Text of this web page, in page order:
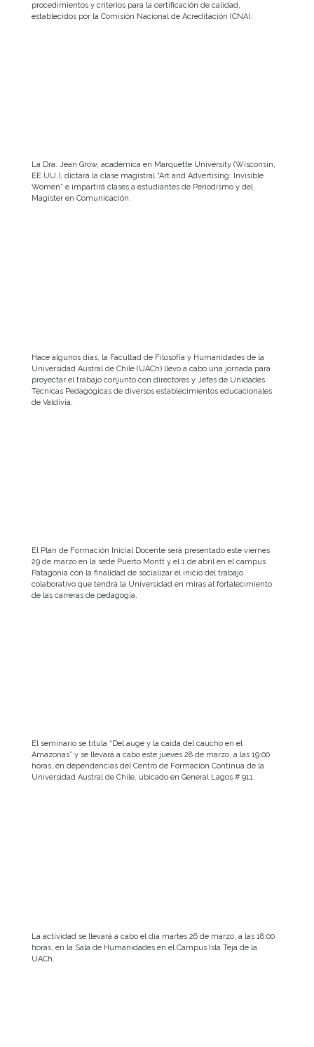
procedimientos y criterios para la certificación de calidad,
establecidos por la Comisión Nacional de Acreditación (CNA).
La Dra. Jean Grow, académica en Marquette University (Wisconsin,
EE.UU.), dictará la clase magistral “Art and Advertising: Invisible
Women” e impartirá clases a estudiantes de Periodismo y del
Magíster en Comunicación.
Hace algunos días, la Facultad de Filosofía y Humanidades de la
Universidad Austral de Chile (UACh) llevo a cabo una jornada para
proyectar el trabajo conjunto con directores y Jefes de Unidades
Técnicas Pedagógicas de diversos establecimientos educacionales
de Valdivia.
El Plan de Formación Inicial Docente será presentado este viernes
29 de marzo en la sede Puerto Montt y el 1 de abril en el campus
Patagonia con la finalidad de socializar el inicio del trabajo
colaborativo que tendrá la Universidad en miras al fortalecimiento
de las carreras de pedagogía.
El seminario se titula “Del auge y la caída del caucho en el
Amazonas” y se llevará a cabo este jueves 28 de marzo, a las 19:00
horas, en dependencias del Centro de Formación Continua de la
Universidad Austral de Chile, ubicado en General Lagos # 911.
La actividad se llevará a cabo el día martes 26 de marzo, a las 18:00
horas, en la Sala de Humanidades en el Campus Isla Teja de la
UACh.